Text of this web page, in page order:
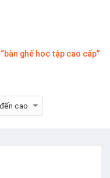
ghế học tập cao cấp”